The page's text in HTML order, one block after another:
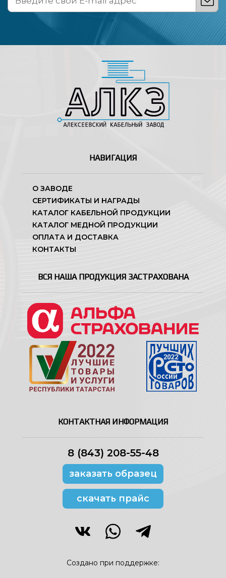
НАВИГАЦИЯ
О ЗАВОДЕ
СЕРТИФИКАТЫ И НАГРАДЫ
КАТАЛОГ КАБЕЛЬНОЙ ПРОДУКЦИИ
КАТАЛОГ МЕДНОЙ ПРОДУКЦИИ
ОПЛАТА И ДОСТАВКА
КОНТАКТЫ
ВСЯ НАША ПРОДУКЦИЯ ЗАСТРАХОВАНА
КОНТАКТНАЯ ИНФОРМАЦИЯ
8 (843) 208-55-48
заказать образец
скачать прайс
Создано при поддержке: